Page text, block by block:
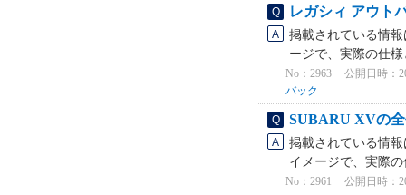
レガシィ アウト
掲載されている情
ージで、実際の仕
No：2963
公開日時：
バック
SUBARU XVの
掲載されている情
イメージで、実際
No：2961 公開日時：